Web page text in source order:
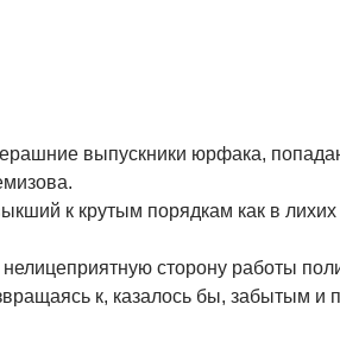
выпускники юрфака,
к крутым порядкам как в
сторону работы
к, казалось бы, забытым и